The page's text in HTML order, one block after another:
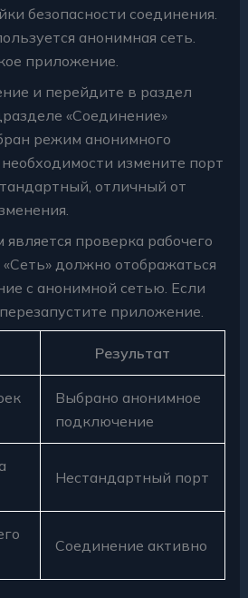
безопасности соединения.
анонимная сеть.
приложение.
и перейдите в раздел
«Соединение»
режим анонимного
измените порт
отличный от
проверка рабочего
«Сеть» должно отображаться
с анонимной сетью. Если
приложение.
Результат
Выбрано анонимное
подключение
Нестандартный порт
Соединение активно